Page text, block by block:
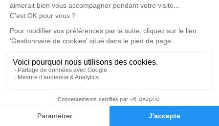
Faire-part Hommages
2026 à 11 heures en l'église de Barcelonne-du-
Gers, suivies de l'inhumation au cimetière
communal.
Je rends hommage
jeudi 28 mai 2026 à 11h00
Église Notre-Dame-du-Mont-Carmel de